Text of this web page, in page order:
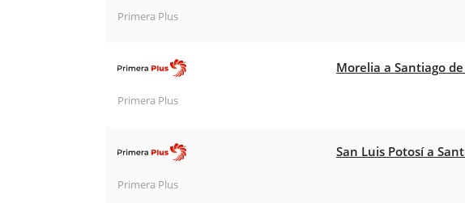
Primera Plus
Primera Plus
Morelia a Santiago
Primera Plus
San Luis Potosí a